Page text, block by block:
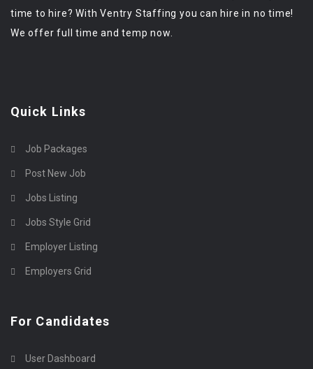
time to hire? With Ventry Staffing you can hire in no time!
We offer full time and temp now.
Quick Links
Job Packages
Post New Job
Jobs Listing
Jobs Style Grid
Employer Listing
Employers Grid
For Candidates
User Dashboard